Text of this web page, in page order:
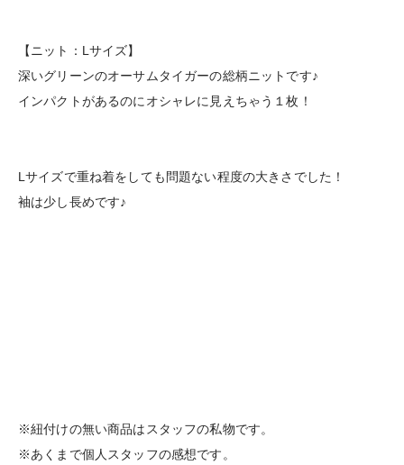
【ニット：Lサイズ】
深いグリーンのオーサムタイガーの総柄ニットです♪
インパクトがあるのにオシャレに見えちゃう１枚！
Lサイズで重ね着をしても問題ない程度の大きさでした！
袖は少し長めです♪
※紐付けの無い商品はスタッフの私物です。
※あくまで個人スタッフの感想です。